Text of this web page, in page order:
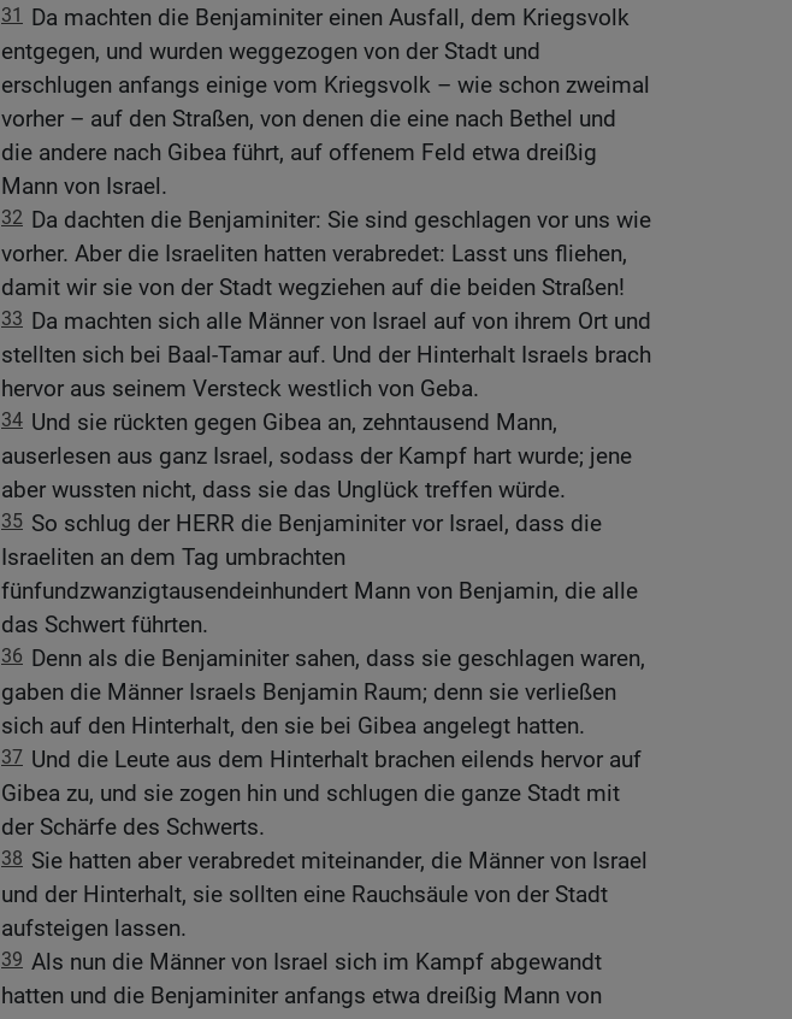
31
Da machten die Benjaminiter einen Ausfall, dem Kriegsvolk
entgegen, und wurden weggezogen von der Stadt und
erschlugen anfangs einige vom Kriegsvolk – wie schon zweimal
vorher – auf den Straßen, von denen die eine nach Bethel und
die andere nach Gibea führt, auf offenem Feld etwa dreißig
Mann von Israel.
32 Da dachten die Benjaminiter: Sie sind geschlagen vor uns wie
vorher. Aber die Israeliten hatten verabredet: Lasst uns fliehen,
damit wir sie von der Stadt wegziehen auf die beiden Straßen!
33 Da machten sich alle Männer von Israel auf von ihrem Ort und
stellten sich bei Baal-Tamar auf. Und der Hinterhalt Israels brach
hervor aus seinem Versteck westlich von Geba.
34 Und sie rückten gegen Gibea an, zehntausend Mann,
auserlesen aus ganz Israel, sodass der Kampf hart wurde; jene
aber wussten nicht, dass sie das Unglück treffen würde.
35 So schlug der HERR die Benjaminiter vor Israel, dass die
Israeliten an dem Tag umbrachten
fünfundzwanzigtausendeinhundert Mann von Benjamin, die alle
das Schwert führten.
36 Denn als die Benjaminiter sahen, dass sie geschlagen waren,
gaben die Männer Israels Benjamin Raum; denn sie verließen
sich auf den Hinterhalt, den sie bei Gibea angelegt hatten.
37 Und die Leute aus dem Hinterhalt brachen eilends hervor auf
Gibea zu, und sie zogen hin und schlugen die ganze Stadt mit
der Schärfe des Schwerts.
38 Sie hatten aber verabredet miteinander, die Männer von Israel
und der Hinterhalt, sie sollten eine Rauchsäule von der Stadt
aufsteigen lassen.
39 Als nun die Männer von Israel sich im Kampf abgewandt
hatten und die Benjaminiter anfangs etwa dreißig Mann von